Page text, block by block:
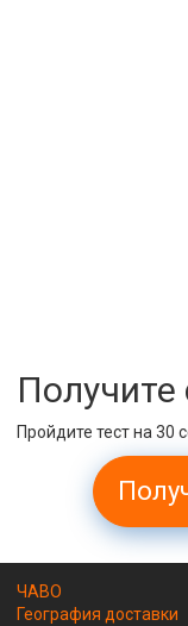
Получите
Пройдите тест на 30
ЧАВО
География доставки